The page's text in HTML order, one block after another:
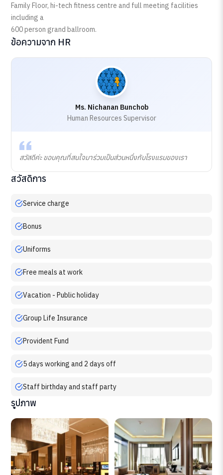
Family Floor, hi-tech fitness centre and full meeting facilities
including a
600 person grand ballroom.
ข้อความจาก HR
Ms. Nichanan Bunchob
Human Resources Supervisor
สวัสดีค่ะ ขอบคุณที่สนใจมาร่วมเป็นส่วนหนึ่งกับโรงแรมของเรา
สวัสดิการ
Service charge
Bonus
Uniforms
Free meals at work
Vacation - Public holiday
Group Life Insurance
Provident Fund
5 days working and 2 days off
Staff birthday and staff party
รูปภาพ